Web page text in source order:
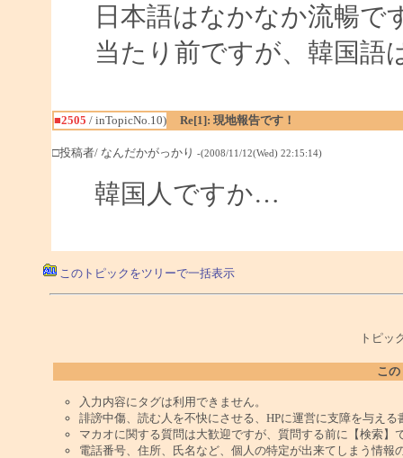
日本語はなかなか流暢で
当たり前ですが、韓国語
■2505 / inTopicNo.10) Re[1]: 現地報告です！
□投稿者/ なんだかがっかり -(2008/11/12(Wed) 22:15:14)
韓国人ですか…
このトピックをツリーで一括表示
トピッ
こ
入力内容にタグは利用できません。
誹謗中傷、読む人を不快にさせる、HPに運営に支障を与え
マカオに関する質問は大歓迎ですが、質問する前に【検索】
電話番号、住所、氏名など、個人の特定が出来てしまう情報